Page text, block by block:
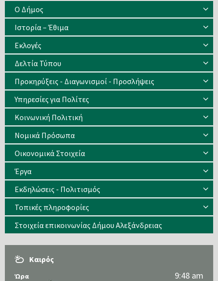
Ο Δήμος
Ιστορία – Έθιμα
Eκλογές
Δελτία Τύπου
Προκηρύξεις - Διαγωνισμοί - Προσλήψεις
Υπηρεσίες για Πολίτες
Κοινωνική Πολιτική
Νομικά Πρόσωπα
Οικονομικά Στοιχεία
Έργα
Εκδηλώσεις - Πολιτισμός
Τοπικές πληροφορίες
Στοιχεία επικοινωνίας Δήμου Αλεξάνδρειας
Καιρός
Ώρα 9:48 am